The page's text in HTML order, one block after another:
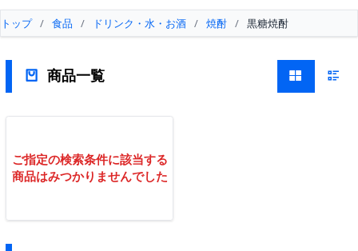
トップ / 食品 / ドリンク・水・お酒 / 焼酎 / 黒糖焼酎
商品一覧
ご指定の検索条件に該当する
商品はみつかりませんでした